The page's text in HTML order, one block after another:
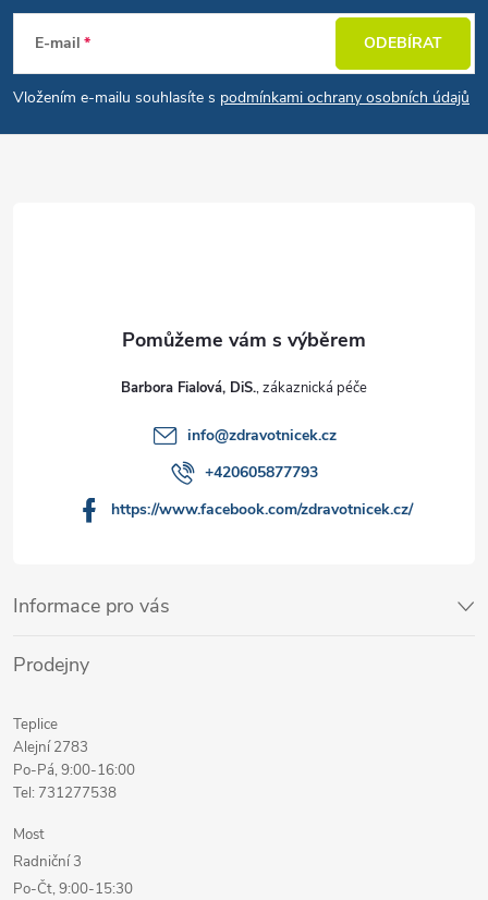
E-mail
Vložením e-mailu souhlasíte s podmínkami ochrany osobních údajů
ODEBÍRAT
Informace pro vás
Prodejny
Teplice
Alejní 2783
Po-Pá, 9:00-16:00
Tel: 731277538
Most
Radniční 3
Po-Čt, 9:00-15:30
Barbora Fialová, DiS.
info@zdravotnicek.cz
+420605877793
https://www.facebook.com/zdravotnicek.cz/